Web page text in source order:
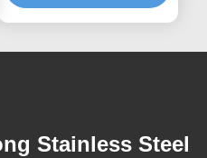
Stainless Steel